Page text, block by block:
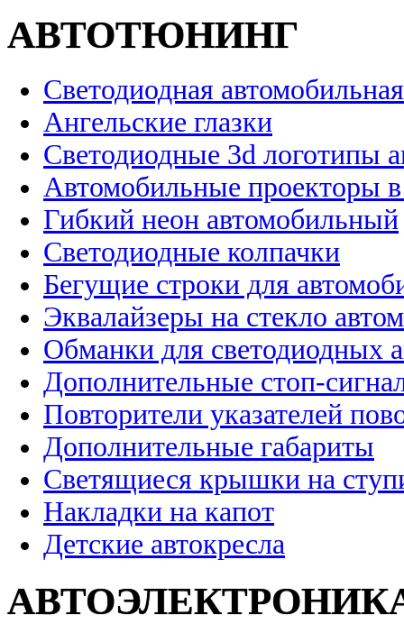
АВТОТЮНИНГ
Светодиодная
Ангельские глазки
Светодиодные 3d логотипы
Автомобильные проекторы
Гибкий неон автомобильный
Светодиодные колпачки
Бегущие строки для
Эквалайзеры на стекло
Обманки для светодиодных
Дополнительные стоп-
Повторители указателей
Дополнительные габариты
Светящиеся крышки на
Накладки на капот
Детские автокресла